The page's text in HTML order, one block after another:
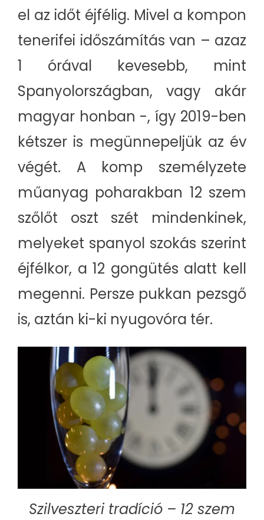
el az időt éjfélig. Mivel a kompon
tenerifei időszámítás van – azaz
1 órával kevesebb, mint
Spanyolországban, vagy akár
magyar honban -, így 2019-ben
kétszer is megünnepeljük az év
végét. A komp személyzete
műanyag poharakban 12 szem
szőlőt oszt szét mindenkinek,
melyeket spanyol szokás szerint
éjfélkor, a 12 gongütés alatt kell
megenni. Persze pukkan pezsgő
is, aztán ki-ki nyugovóra tér.
Szilveszteri tradíció – 12 szem